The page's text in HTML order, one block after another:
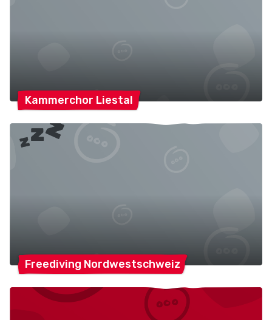
Kammerchor Liestal
Freediving Nordwestschweiz